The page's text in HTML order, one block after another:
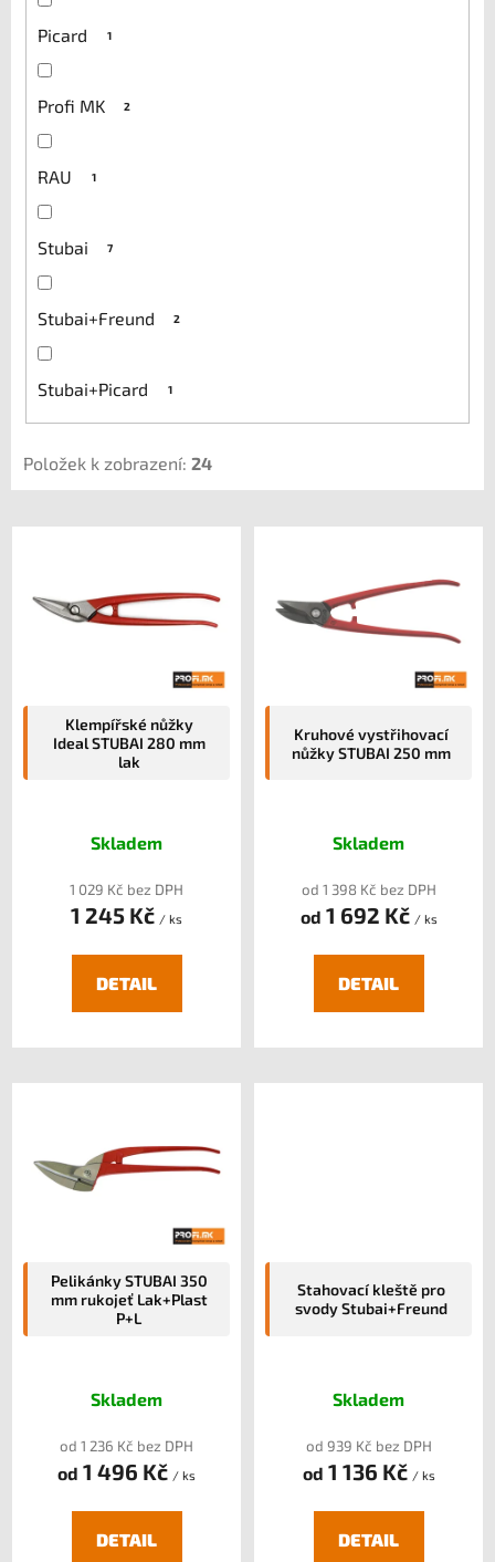
Picard 1
Profi MK 2
RAU 1
Stubai 7
Stubai+Freund 2
Stubai+Picard 1
Položek k zobrazení: 24
V
u
Klempířské nůžky
Ideal STUBAI 280 mm
lak
Skladem
1 029 Kč bez DPH
1 245 Kč / ks
DETAIL
Kruhové vystřihovací
nůžky STUBAI 250 mm
Skladem
od 1 398 Kč bez DPH
od 1 692 Kč / ks
DETAIL
Pelikánky STUBAI 350
mm rukojeť Lak+Plast
P+L
Skladem
od 1 236 Kč bez DPH
od 1 496 Kč / ks
DETAIL
Stahovací kleště pro
svody Stubai+Freund
Skladem
od 939 Kč bez DPH
od 1 136 Kč / ks
DETAIL